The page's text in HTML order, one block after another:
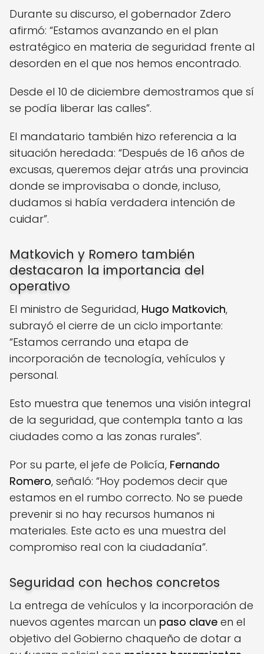
Durante su discurso, el gobernador Zdero
afirmó: “Estamos avanzando en el plan
estratégico en materia de seguridad frente al
desorden en el que nos hemos encontrado.
Desde el 10 de diciembre demostramos que sí
se podía liberar las calles”.
El mandatario también hizo referencia a la
situación heredada: “Después de 16 años de
excusas, queremos dejar atrás una provincia
donde se improvisaba o donde, incluso,
dudamos si había verdadera intención de
cuidar”.
Matkovich y Romero también
destacaron la importancia del
operativo
El ministro de Seguridad, Hugo Matkovich,
subrayó el cierre de un ciclo importante:
“Estamos cerrando una etapa de
incorporación de tecnología, vehículos y
personal.
Esto muestra que tenemos una visión integral
de la seguridad, que contempla tanto a las
ciudades como a las zonas rurales”.
Por su parte, el jefe de Policía, Fernando
Romero, señaló: “Hoy podemos decir que
estamos en el rumbo correcto. No se puede
prevenir si no hay recursos humanos ni
materiales. Este acto es una muestra del
compromiso real con la ciudadanía”.
Seguridad con hechos concretos
La entrega de vehículos y la incorporación de
nuevos agentes marcan un paso clave en el
objetivo del Gobierno chaqueño de dotar a